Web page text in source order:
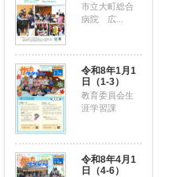
市立大町総合
病院 広...
令和8年1月1
日（1-3）
教育委員会生
涯学習課
令和8年4月1
日（4-6）